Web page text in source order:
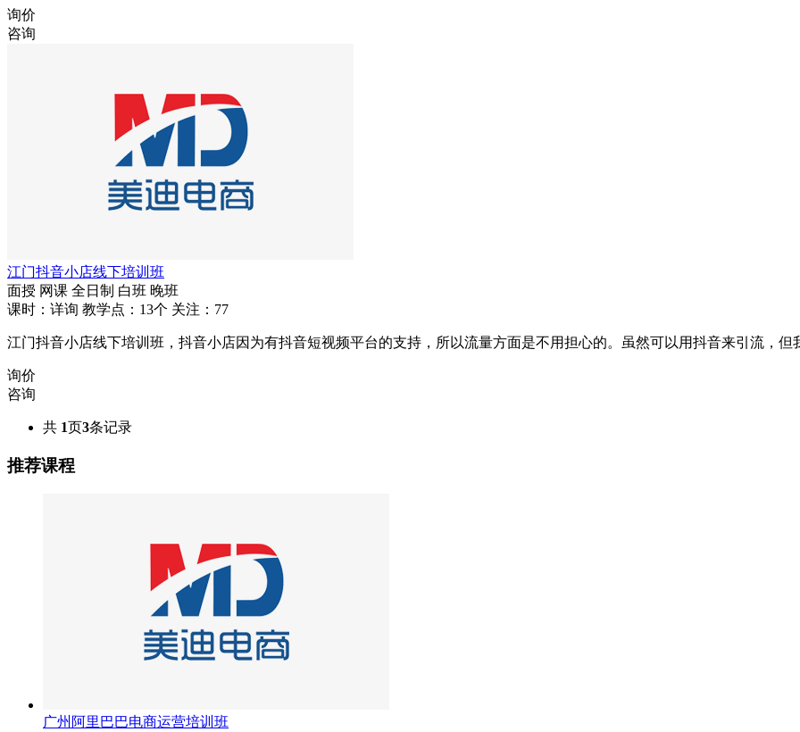
询价
咨询
江门抖音小店线下培训班
面授 网课 全日制 白班 晚班
课时：详询 教学点：13个 关注：77
江门抖音小店线下培训班，抖音小店因为有抖音短视频平台的支持，所以流量方面是不用担心的。虽然可以用抖音来引流，但
询价
咨询
共 1页3条记录
推荐课程
广州阿里巴巴电商运营培训班